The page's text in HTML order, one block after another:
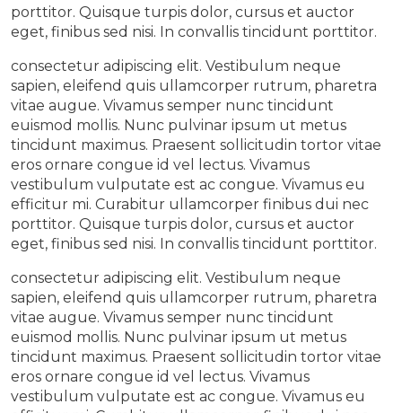
porttitor. Quisque turpis dolor, cursus et auctor
eget, finibus sed nisi. In convallis tincidunt porttitor.
consectetur adipiscing elit. Vestibulum neque
sapien, eleifend quis ullamcorper rutrum, pharetra
vitae augue. Vivamus semper nunc tincidunt
euismod mollis. Nunc pulvinar ipsum ut metus
tincidunt maximus. Praesent sollicitudin tortor vitae
eros ornare congue id vel lectus. Vivamus
vestibulum vulputate est ac congue. Vivamus eu
efficitur mi. Curabitur ullamcorper finibus dui nec
porttitor. Quisque turpis dolor, cursus et auctor
eget, finibus sed nisi. In convallis tincidunt porttitor.
consectetur adipiscing elit. Vestibulum neque
sapien, eleifend quis ullamcorper rutrum, pharetra
vitae augue. Vivamus semper nunc tincidunt
euismod mollis. Nunc pulvinar ipsum ut metus
tincidunt maximus. Praesent sollicitudin tortor vitae
eros ornare congue id vel lectus. Vivamus
vestibulum vulputate est ac congue. Vivamus eu